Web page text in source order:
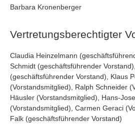
Barbara Kronenberger
Vertretungsberechtigter
Claudia Heinzelmann
Schmidt (geschäftsführender
(geschäftsführender Vorstand), Klaus
(Vorstandsmitglied), Ralph Schneider
Häusler (Vorstandsmitglied), Hans-
(Vorstandsmitglied), Carmen Geraci
Falk (geschäftsführender Vorstand)